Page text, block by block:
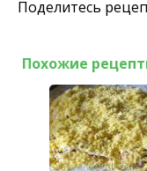
Поделитесь
Похожие